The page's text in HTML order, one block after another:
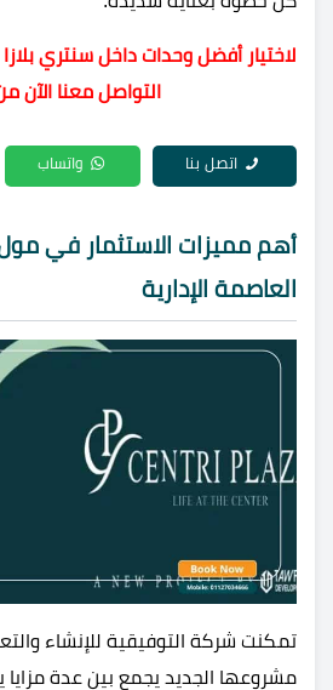
لاختيار أفضل وحدات داخل سنتري
التواصل معنا الآن
اتصل بنا واتساب
أهم مميزات الاستثمار في مول
العاصمة الإدارية
تمكنت شركة التوفيقية للإنشاء
مشروعها الجديد يجمع بين عدة مزايا